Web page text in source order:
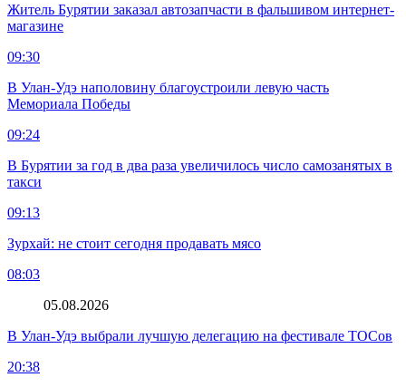
Житель Бурятии заказал автозапчасти в фальшивом интернет-
магазине
09:30
В Улан-Удэ наполовину благоустроили левую часть
Мемориала Победы
09:24
В Бурятии за год в два раза увеличилось число самозанятых в
такси
09:13
Зурхай: не стоит сегодня продавать мясо
08:03
05.08.2026
В Улан-Удэ выбрали лучшую делегацию на фестивале ТОСов
20:38